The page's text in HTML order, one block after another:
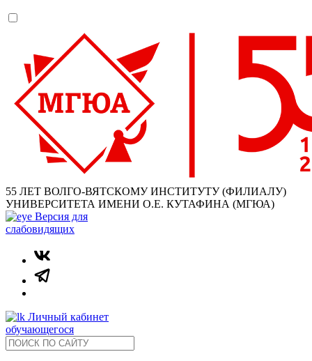
55 ЛЕТ ВОЛГО-ВЯТСКОМУ ИНСТИТУТУ (ФИЛИАЛУ)
УНИВЕРСИТЕТА ИМЕНИ О.Е. КУТАФИНА (МГЮА)
Версия для
слабовидящих
Личный кабинет
обучающегося